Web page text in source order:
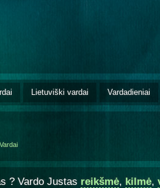
Lietuviški vardai Vardadieniai
? Vardo Justas reikšmė, kilmė,